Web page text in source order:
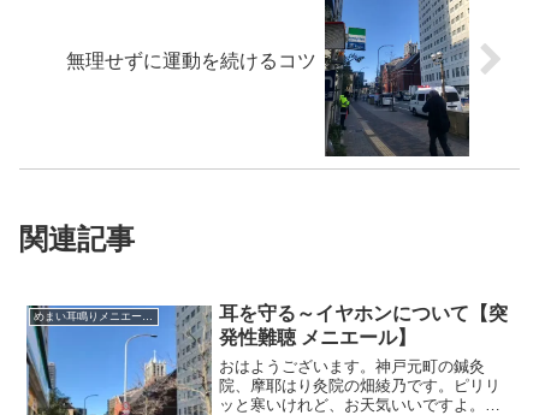
無理せずに運動を続けるコツ
関連記事
耳を守る～イヤホンについて【突
発性難聴 メニエール】
おはようございます。神戸元町の鍼灸
院、摩耶はり灸院の畑綾乃です。ピリリ
ッと寒いけれど、お天気いいですよ。